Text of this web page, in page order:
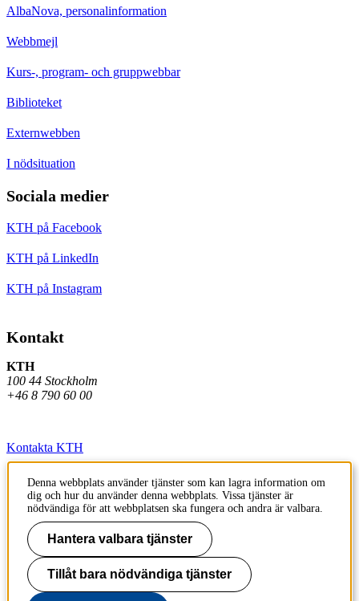
AlbaNova, personalinformation
Webbmejl
Kurs-, program- och gruppwebbar
Biblioteket
Externwebben
I nödsituation
Sociala medier
KTH på Facebook
KTH på LinkedIn
KTH på Instagram
Kontakt
KTH
100 44 Stockholm
+46 8 790 60 00
Kontakta KTH
Jobba på KTH
Press och media
Faktura och betalning KTH
Om KTH:s webbplatser
Denna webbplats använder tjänster som kan lagra information om
dig och hur du använder denna webbplats. Vissa tjänster är
nödvändiga för att webbplatsen ska fungera och andra är valbara.
Hantera valbara tjänster
Tillåt bara nödvändiga tjänster